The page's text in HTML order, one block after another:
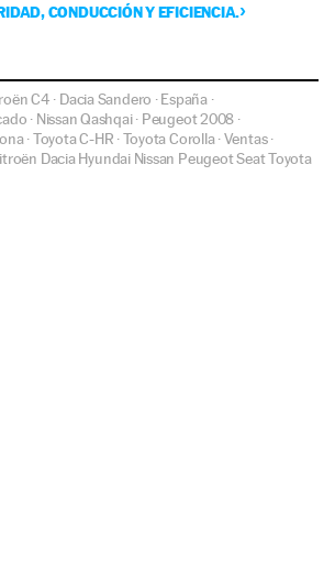
CONDUCCIÓN Y EFICIENCIA.
C4 · Dacia Sandero ·España·
· Nissan Qashqai· Peugeot 2008 ·
·Toyota C-HR ·Toyota Corolla·Ventas·
Dacia Hyundai Nissan PeugeotSeatToyota